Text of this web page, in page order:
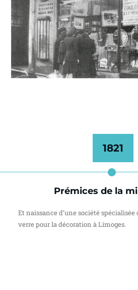
1821
Prémices de la
Et naissance d’une société
verre pour la décoration à Limoges.